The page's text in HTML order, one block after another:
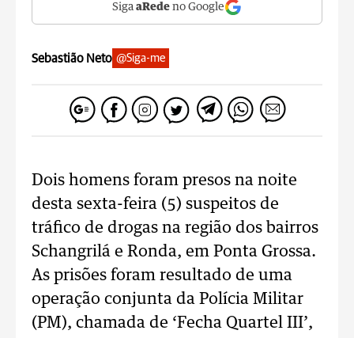
Siga aRede no Google
Sebastião Neto @Siga-me
Dois homens foram presos na noite
desta sexta-feira (5) suspeitos de
tráfico de drogas na região dos bairros
Schangrilá e Ronda, em Ponta Grossa.
As prisões foram resultado de uma
operação conjunta da Polícia Militar
(PM), chamada de ‘Fecha Quartel III’,